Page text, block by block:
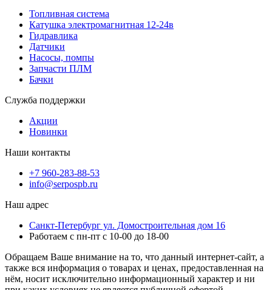
Топливная система
Катушка электромагнитная 12-24в
Гидравлика
Датчики
Насосы, помпы
Запчасти ПЛМ
Бачки
Служба поддержки
Акции
Новинки
Наши контакты
+7 960-283-88-53
info@serpospb.ru
Наш адрес
Санкт-Петербург ул. Домостроительная дом 16
Работаем с пн-пт с 10-00 до 18-00
Обращаем Ваше внимание на то, что данный интернет-сайт, а
также вся информация о товарах и ценах, предоставленная на
нём, носит исключительно информационный характер и ни